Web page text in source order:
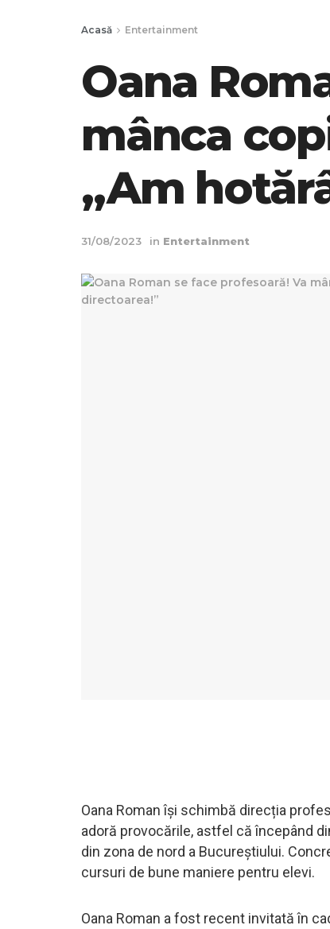
Acasă Entertainment
Oana
mânca
„Am
31/08/2023 in Entertainment
Oana Roman își schimbă direcția
adoră provocările, astfel că începând
din zona de nord a Bucureștiului.
cursuri de bune maniere pentru elevi.
Oana Roman a fost recent invitată în